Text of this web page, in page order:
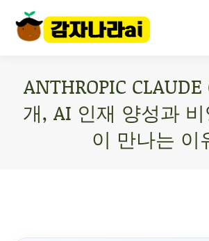
ANTHROPIC CLAUDE
개, AI 인재 양성과
이 만나는 이